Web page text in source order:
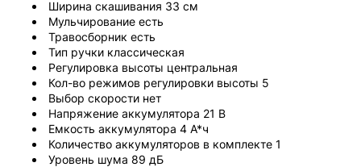
Ширина скашивания 33 см
Мульчирование есть
Травосборник есть
Тип ручки классическая
Регулировка высоты центральная
Кол-во режимов регулировки высоты 5
Выбор скорости нет
Напряжение аккумулятора 21 В
Емкость аккумулятора 4 А*ч
Количество аккумуляторов в комплекте 1
Уровень шума 89 дБ